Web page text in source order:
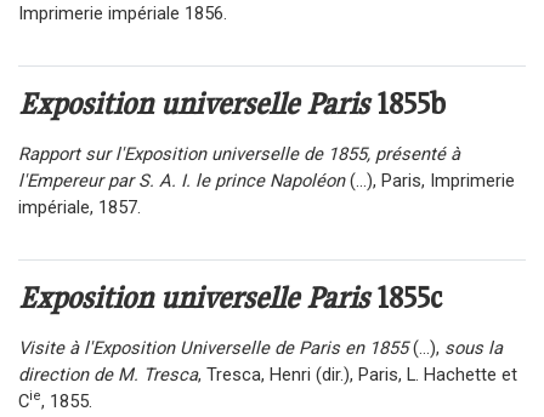
Imprimerie impériale 1856.
Exposition universelle Paris1855b
Rapport sur l'Exposition universelle de 1855, présenté à
l'Empereur par S. A. I. le prince Napoléon(...), Paris, Imprimerie
impériale, 1857.
Exposition universelle Paris1855c
Visite à l'Exposition Universelle de Paris en 1855(...), sous la
direction de M. Tresca, Tresca, Henri (dir.), Paris, L. Hachette et
Cie, 1855.